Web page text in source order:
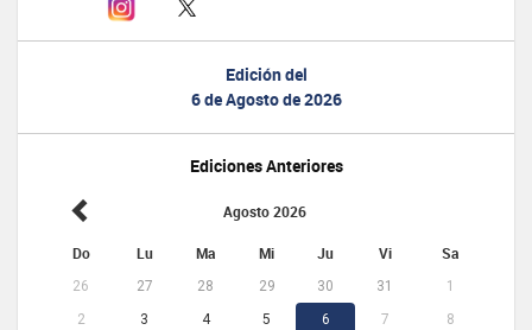
Edición del
6 de Agosto de 2026
Ediciones Anteriores
Agosto 2026
Do Lu Ma Mi Ju Vi Sa
26 27 28 29 30 31
1
2
3 4 5 6 7
8